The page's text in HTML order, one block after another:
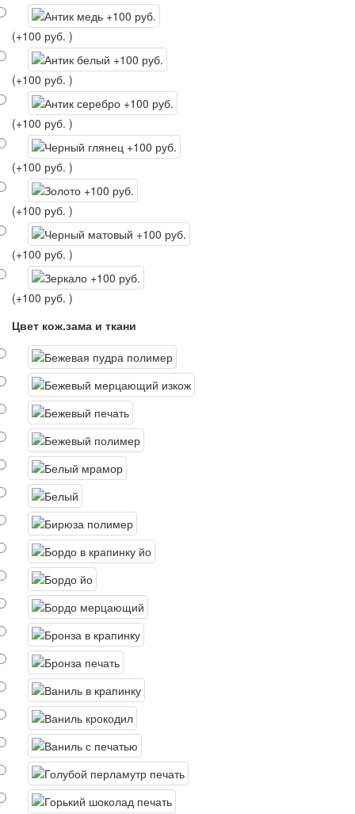
(+100 руб. )
(+100 руб. )
(+100 руб. )
(+100 руб. )
(+100 руб. )
(+100 руб. )
(+100 руб. )
Цвет кож.зама и ткани